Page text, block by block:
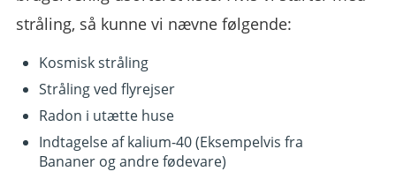
stråling, så kunne vi nævne følgende:
Kosmisk stråling
Stråling ved flyrejser
Radon i utætte huse
Indtagelse af kalium-40 (Eksempelvis fra
Bananer og andre fødevare)